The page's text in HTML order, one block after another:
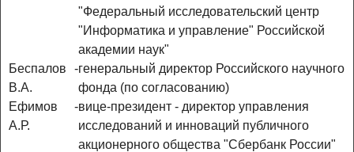
"Федеральный исследовательский центр
"Информатика и управление" Российской
академии наук"
Беспалов
В.А.
-генеральный директор Российского научного
фонда (по согласованию)
Ефимов
А.Р.
-вице-президент - директор управления
исследований и инноваций публичного
акционерного общества "Сбербанк России"